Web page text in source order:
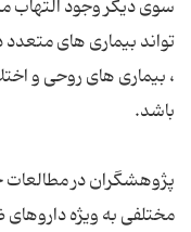
سوی دیگر وجود التهاب
تواند بیماری های
، بیماری های روحی و
باشد.
پژوهشگران در مطالعات
مختلفی به ویژه